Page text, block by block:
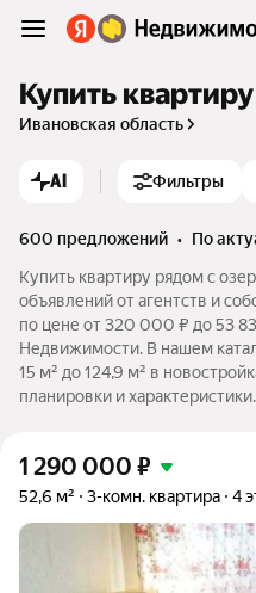
Купить
Ивановская область
AI Фильтры
600 предложений •
по
Купить квартиру рядом с
объявлений от агентств и
по цене от 320 000 ₽ до 53
Недвижимости. В нашем
15 м² до 124,9 м² в
планировки и характеристики.
1 290 000 ₽
52,6 м² 3-комн. квартира 4